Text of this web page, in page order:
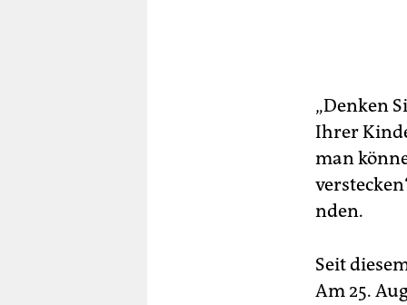
„Denken
Ihrer
man
nden.
Seit
Am 25.